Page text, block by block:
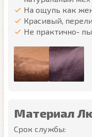
На ощупь как
Красивый,
Не практично-
Материал
Срок службы: